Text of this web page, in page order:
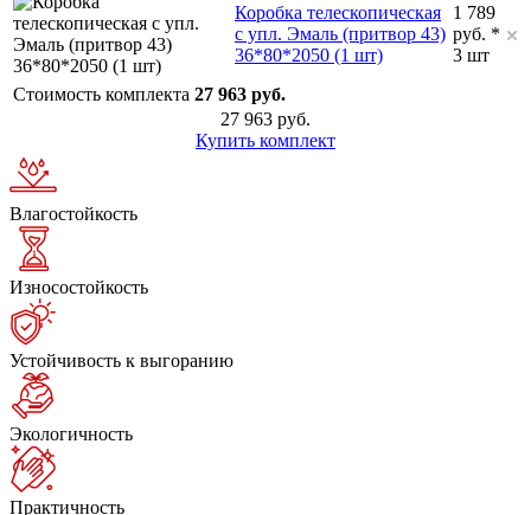
Коробка телескопическая
с упл. Эмаль (притвор 43)
36*80*2050 (1 шт)
1 789
руб. *
3 шт
Стоимость комплекта 27 963 руб.
27 963 руб.
Купить комплект
Влагостойкость
Износостойкость
Устойчивость к выгоранию
Экологичность
Практичность